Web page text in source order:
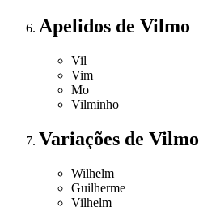
Apelidos de Vilmo
Vil
Vim
Mo
Vilminho
Variações de Vilmo
Wilhelm
Guilherme
Vilhelm